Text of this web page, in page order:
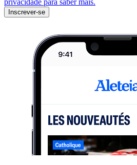
privacidade para saber mais.
Inscrever-se